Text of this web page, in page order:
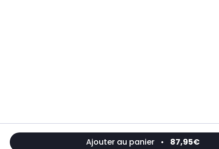
Ajouter au panier • 87,95€